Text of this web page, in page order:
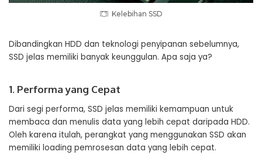
Kelebihan SSD
Dibandingkan HDD dan teknologi penyipanan sebelumnya,
SSD jelas memiliki banyak keunggulan. Apa saja ya?
1. Performa yang Cepat
Dari segi performa, SSD jelas memiliki kemampuan untuk
membaca dan menulis data yang lebih cepat daripada HDD.
Oleh karena itulah, perangkat yang menggunakan SSD akan
memiliki loading pemrosesan data yang lebih cepat.